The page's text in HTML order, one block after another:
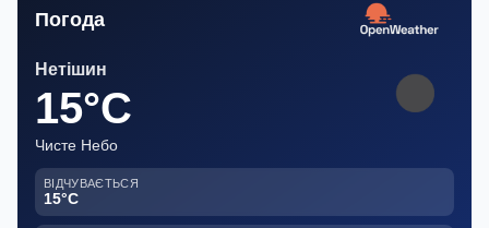
Погода
Нетішин
15°C
Чисте Небо
ВІДЧУВАЄТЬСЯ
15°C